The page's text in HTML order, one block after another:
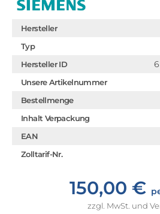
Hersteller
Typ
Hersteller ID
Unsere Artikelnummer
Bestellmenge
Inhalt Verpackung
EAN
Zolltarif-Nr.
150,00 €
zzgl. MwSt. und